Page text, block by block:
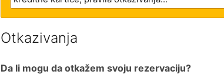
Otkazivanja
Da li mogu da otkažem svoju rezervaciju?